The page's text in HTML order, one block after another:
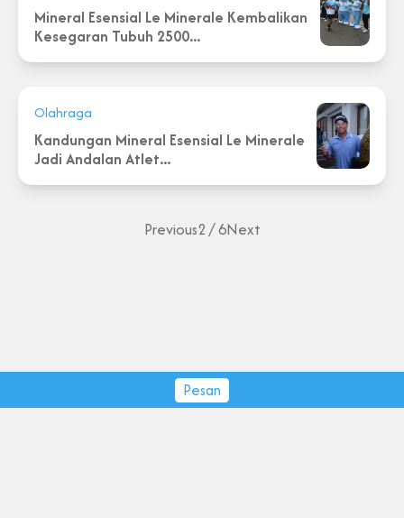
Mineral Esensial Le Minerale Kembalikan
Kesegaran Tubuh 2500...
Olahraga
Kandungan Mineral Esensial Le Minerale
Jadi Andalan Atlet...
Previous2 / 6Next
Pesan